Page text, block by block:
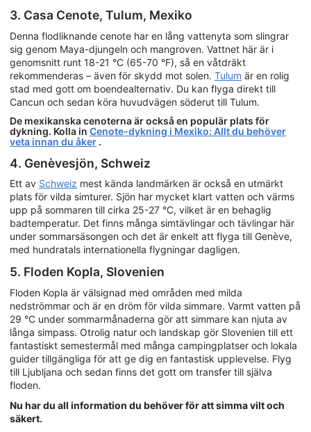
3. Casa Cenote, Tulum, Mexiko
Denna flodliknande cenote har en lång vattenyta som slingrar
sig genom Maya-djungeln och mangroven. Vattnet här är i
genomsnitt runt 18-21 °C (65-70 °F), så en våtdräkt
rekommenderas – även för skydd mot solen. Tulum är en rolig
stad med gott om boendealternativ. Du kan flyga direkt till
Cancun och sedan köra huvudvägen söderut till Tulum.
De mexikanska cenoterna är också en populär plats för
dykning. Kolla in Cenote-dykning i Mexiko: Allt du behöver
veta innan du åker .
4. Genèvesjön, Schweiz
Ett av Schweiz mest kända landmärken är också en utmärkt
plats för vilda simturer. Sjön har mycket klart vatten och värms
upp på sommaren till cirka 25-27 °C, vilket är en behaglig
badtemperatur. Det finns många simtävlingar och tävlingar här
under sommarsäsongen och det är enkelt att flyga till Genève,
med hundratals internationella flygningar dagligen.
5. Floden Kopla, Slovenien
Floden Kopla är välsignad med områden med milda
nedströmmar och är en dröm för vilda simmare. Varmt vatten på
29 °C under sommarmånaderna gör att simmare kan njuta av
långa simpass. Otrolig natur och landskap gör Slovenien till ett
fantastiskt semestermål med många campingplatser och lokala
guider tillgängliga för att ge dig en fantastisk upplevelse. Flyg
till Ljubljana och sedan finns det gott om transfer till själva
floden.
Nu har du all information du behöver för att simma vilt och
säkert.